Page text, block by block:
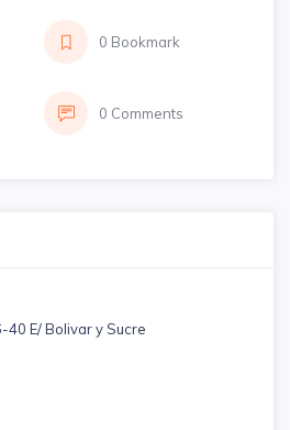
0 Bookmark
0 Comments
E/ Bolivar y Sucre